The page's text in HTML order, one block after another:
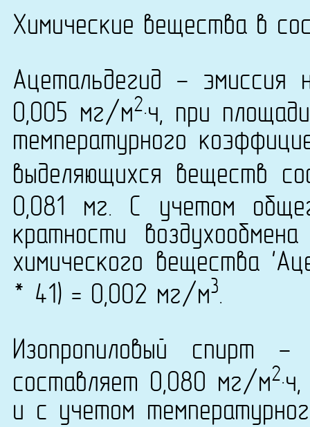
Химические вещества в
Ацетальдегид - эмиссия
0,005 мг/м2·ч, при
температурного
выделяющихся веществ
0,081 мг. С учетом
кратности
химического вещества
* 41) = 0,002 мг/м3.
Изопропиловый спирт
составляет 0,080 мг/м2
и с учетом